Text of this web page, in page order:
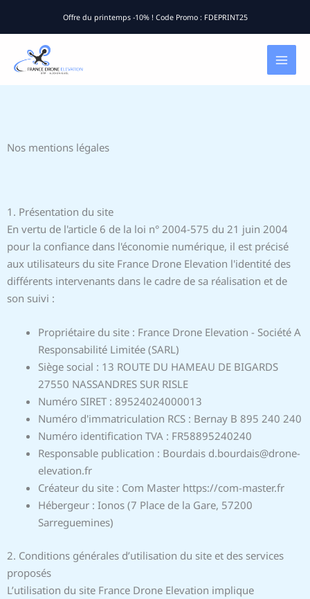
Offre du printemps -10% ! Code Promo : FDEPRINT25
Nos mentions légales
1. Présentation du site
En vertu de l'article 6 de la loi n° 2004-575 du 21 juin 2004
pour la confiance dans l'économie numérique, il est précisé
aux utilisateurs du site France Drone Elevation l'identité des
différents intervenants dans le cadre de sa réalisation et de
son suivi :
Propriétaire du site : France Drone Elevation - Société A
Responsabilité Limitée (SARL)
Siège social : 13 ROUTE DU HAMEAU DE BIGARDS
27550 NASSANDRES SUR RISLE
Numéro SIRET : 89524024000013
Numéro d'immatriculation RCS : Bernay B 895 240 240
Numéro identification TVA : FR58895240240
Responsable publication : Bourdais d.bourdais@drone-
elevation.fr
Créateur du site : Com Master https://com-master.fr
Hébergeur : Ionos (7 Place de la Gare, 57200
Sarreguemines)
2. Conditions générales d’utilisation du site et des services
proposés
L’utilisation du site France Drone Elevation implique